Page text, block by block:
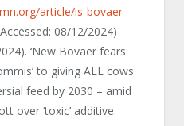
article/is-bovaer-
08/12/2024)
‘New Bovaer fears:
to giving ALL cows
feed by 2030 – amid
over ‘toxic’ additive.